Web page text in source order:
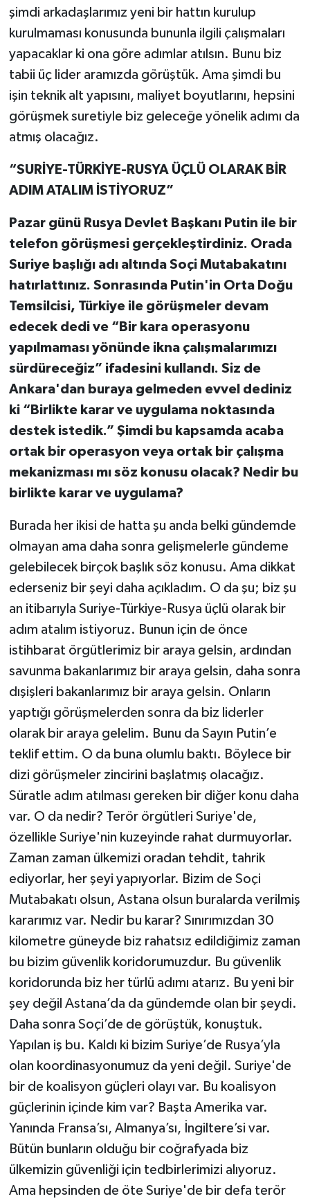
şimdi arkadaşlarımız yeni bir hattın kurulup
kurulmaması konusunda bununla ilgili çalışmaları
yapacaklar ki ona göre adımlar atılsın. Bunu biz
tabii üç lider aramızda görüştük. Ama şimdi bu
işin teknik alt yapısını, maliyet boyutlarını, hepsini
görüşmek suretiyle biz geleceğe yönelik adımı da
atmış olacağız.
“SURİYE-TÜRKİYE-RUSYA ÜÇLÜ OLARAK BİR
ADIM ATALIM İSTİYORUZ”
Pazar günü Rusya Devlet Başkanı Putin ile bir
telefon görüşmesi gerçekleştirdiniz. Orada
Suriye başlığı adı altında Soçi Mutabakatını
hatırlattınız. Sonrasında Putin'in Orta Doğu
Temsilcisi, Türkiye ile görüşmeler devam
edecek dedi ve “Bir kara operasyonu
yapılmaması yönünde ikna çalışmalarımızı
sürdüreceğiz” ifadesini kullandı. Siz de
Ankara'dan buraya gelmeden evvel dediniz
ki “Birlikte karar ve uygulama noktasında
destek istedik.” Şimdi bu kapsamda acaba
ortak bir operasyon veya ortak bir çalışma
mekanizması mı söz konusu olacak? Nedir bu
birlikte karar ve uygulama?
Burada her ikisi de hatta şu anda belki gündemde
olmayan ama daha sonra gelişmelerle gündeme
gelebilecek birçok başlık söz konusu. Ama dikkat
ederseniz bir şeyi daha açıkladım. O da şu; biz şu
an itibarıyla Suriye-Türkiye-Rusya üçlü olarak bir
adım atalım istiyoruz. Bunun için de önce
istihbarat örgütlerimiz bir araya gelsin, ardından
savunma bakanlarımız bir araya gelsin, daha sonra
dışişleri bakanlarımız bir araya gelsin. Onların
yaptığı görüşmelerden sonra da biz liderler
olarak bir araya gelelim. Bunu da Sayın Putin’e
teklif ettim. O da buna olumlu baktı. Böylece bir
dizi görüşmeler zincirini başlatmış olacağız.
Süratle adım atılması gereken bir diğer konu daha
var. O da nedir? Terör örgütleri Suriye'de,
özellikle Suriye'nin kuzeyinde rahat durmuyorlar.
Zaman zaman ülkemizi oradan tehdit, tahrik
ediyorlar, her şeyi yapıyorlar. Bizim de Soçi
Mutabakatı olsun, Astana olsun buralarda verilmiş
kararımız var. Nedir bu karar? Sınırımızdan 30
kilometre güneyde biz rahatsız edildiğimiz zaman
bu bizim güvenlik koridorumuzdur. Bu güvenlik
koridorunda biz her türlü adımı atarız. Bu yeni bir
şey değil Astana’da da gündemde olan bir şeydi.
Daha sonra Soçi’de de görüştük, konuştuk.
Yapılan iş bu. Kaldı ki bizim Suriye’de Rusya’yla
olan koordinasyonumuz da yeni değil. Suriye'de
bir de koalisyon güçleri olayı var. Bu koalisyon
güçlerinin içinde kim var? Başta Amerika var.
Yanında Fransa’sı, Almanya’sı, İngiltere’si var.
Bütün bunların olduğu bir coğrafyada biz
ülkemizin güvenliği için tedbirlerimizi alıyoruz.
Ama hepsinden de öte Suriye'de bir defa terör